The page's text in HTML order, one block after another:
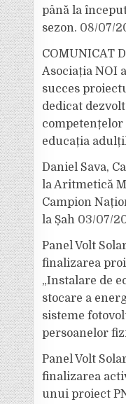
până la
sezon. 08/07/
COMUNICAT
Asociația NOI
succes
dedicat
educația
Daniel Sava,
la Aritmetică
Campion
la Șah 03/07/
Panel Volt
finalizarea
„Instalare de
stocare a
sisteme
persoanelor
Panel Volt
finalizarea
unui proiect